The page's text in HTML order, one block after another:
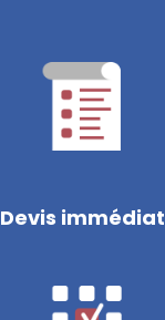
Devis immédiat